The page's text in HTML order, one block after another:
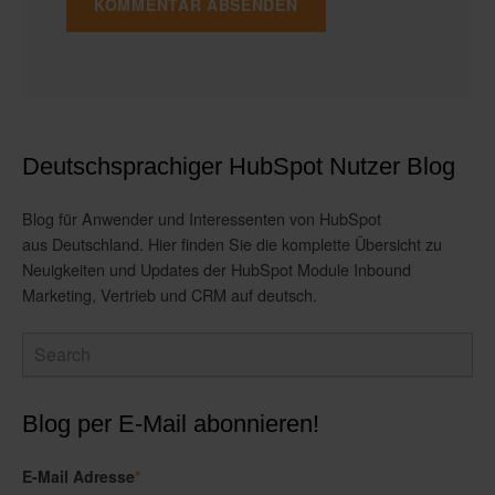
Deutschsprachiger HubSpot Nutzer Blog
Blog für Anwender und Interessenten von HubSpot
aus Deutschland. Hier finden Sie die komplette Übersicht zu
Neuigkeiten und Updates der HubSpot Module Inbound
Marketing, Vertrieb und CRM auf deutsch.
Blog per E-Mail abonnieren!
E-Mail Adresse*